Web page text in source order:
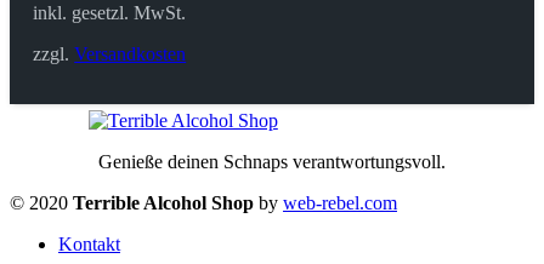
inkl. gesetzl. MwSt.
zzgl.Versandkosten
Genieße deinen Schnaps verantwortungsvoll.
© 2020 Terrible Alcohol Shop by web-rebel.com
Kontakt